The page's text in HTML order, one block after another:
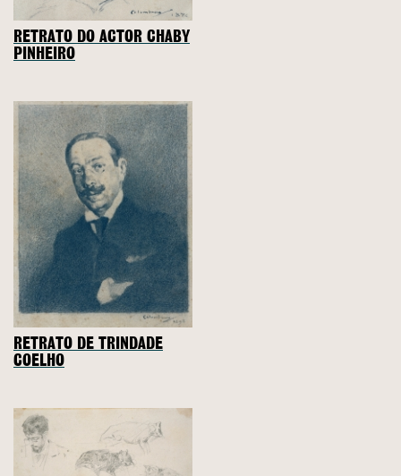
RETRATO DO ACTOR CHABY
PINHEIRO
RETRATO DE TRINDADE
COELHO